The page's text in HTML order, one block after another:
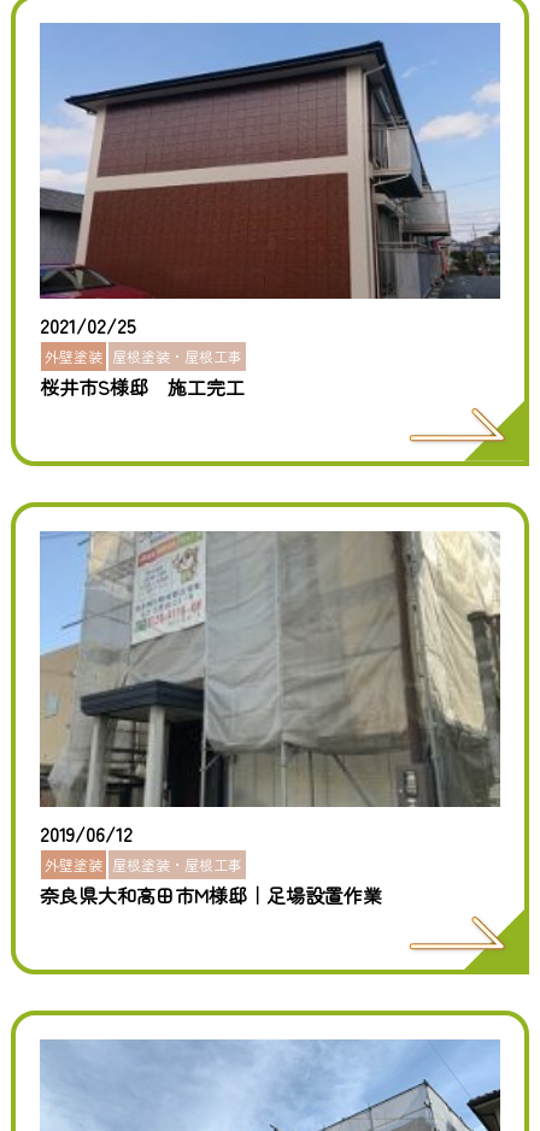
2021/02/25
外壁塗装 屋根塗装・屋根工事
桜井市S様邸 施工完工
2019/06/12
外壁塗装 屋根塗装・屋根工事
奈良県大和高田市M様邸｜足場設置作業